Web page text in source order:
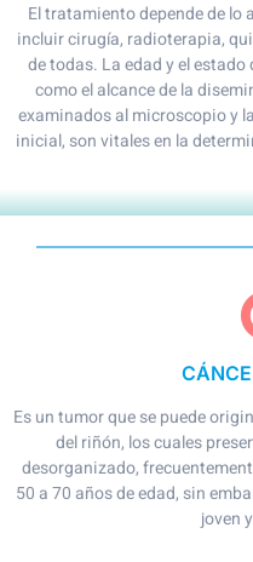
El tratamiento depende de lo
incluir cirugía, radioterapia,
de todas. La edad y el
como el alcance de la
examinados al microscopio y
inicial, son vitales en la
Es un tumor que se puede
del riñón, los cuales
desorganizado,
50 a 70 años de edad, sin
joven